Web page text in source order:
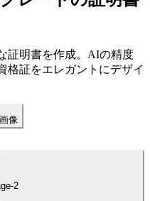
証明書を作成。AIの精度
格証をエレガントにデザイ
像
2